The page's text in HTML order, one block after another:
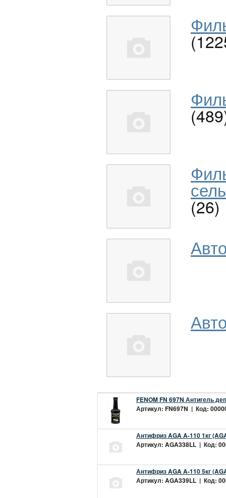
(26)
FENOM FN 697N Антигель
Артикул: FN697N | Код:
Антифриз AGA A-110 1кг
Артикул: AGA338LL | Код:
Антифриз AGA A-110 5кг
Артикул: AGA339LL | Код: